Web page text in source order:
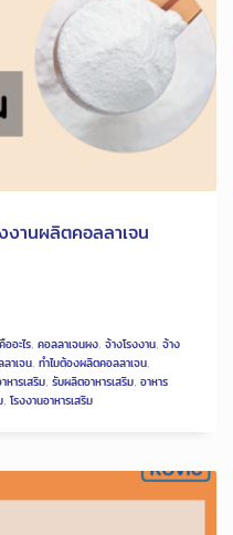
งานผลิตคอลลาเจน
อะไร, คอลลาเจนผง, จ้างโรงงาน, จ้าง
าเจน, ทำไมต้องผลิตคอลลาเจน,
หารเสริม, รับผลิตอาหารเสริม, อาหาร
, โรงงานอาหารเสริม